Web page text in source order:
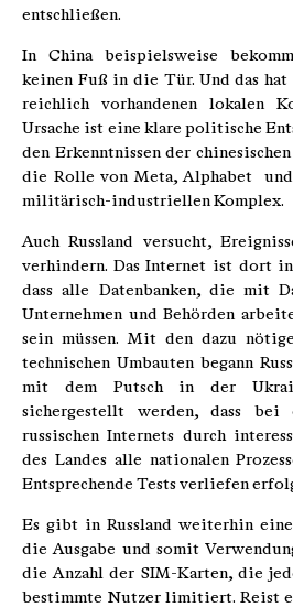
entschließen.
In China beispielsweise
keinen Fuß in die Tür. Und das
reichlich vorhandenen lokalen
Ursache ist eine klare politische
den Erkenntnissen der
die Rolle von Meta, Alphabet und
militärisch-industriellen Komplex.
Auch Russland versucht,
verhindern. Das Internet ist dort
dass alle Datenbanken, die mit
Unternehmen und Behörden
sein müssen. Mit den dazu
technischen Umbauten begann
mit dem Putsch in der
sichergestellt werden, dass bei
russischen Internets durch
des Landes alle nationalen
Entsprechende Tests verliefen
Es gibt in Russland weiterhin
die Ausgabe und somit
die Anzahl der SIM-Karten, die
bestimmte Nutzer limitiert. Reist